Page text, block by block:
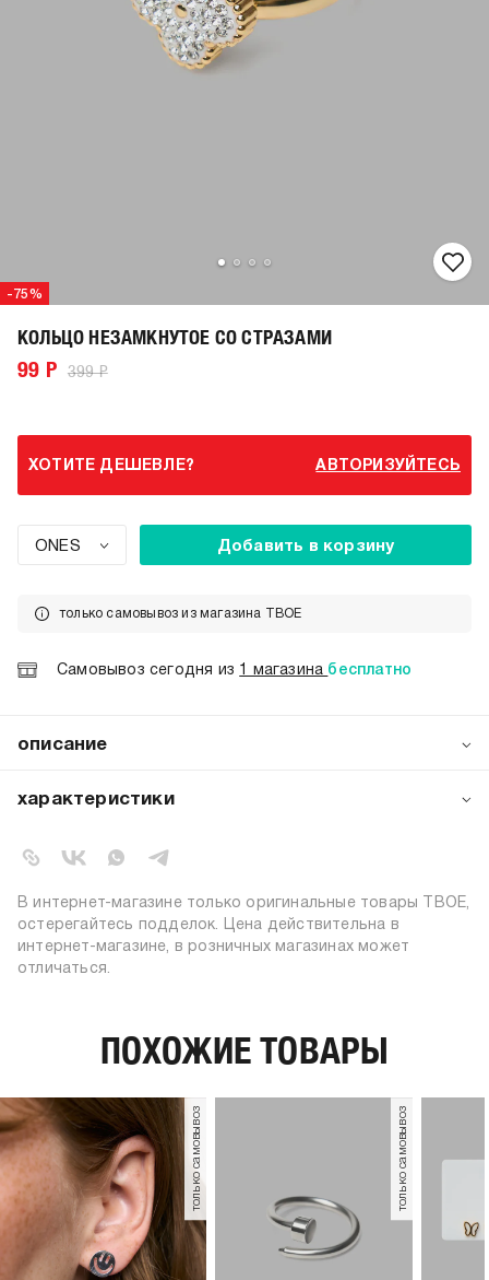
-75%
КОЛЬЦО НЕЗАМКНУТОЕ СО СТРАЗАМИ
99 Р 399 Р
ХОТИТЕ ДЕШЕВЛЕ? АВТОРИЗУЙТЕСЬ
ONES Добавить в корзину
только самовывоз из магазина ТВОЕ
Самовывоз сегодня из 1 магазина бесплатно
описание
воплощённый в образе четырёхлистного цветка. Каждый
создавая игру света.
характеристики
коллекция:
цвет:
желтый
состав:
100% сплав цинка
узор:
однотонный
В интернет-магазине только оригинальные товары ТВОЕ,
остерегайтесь подделок. Цена действительна в
интернет-магазине, в розничных магазинах может
отличаться.
ПОХОЖИЕ ТОВАРЫ
только самовывоз только самовывоз